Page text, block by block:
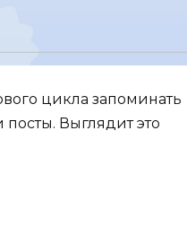
цикла запоминать
посты. Выглядит это